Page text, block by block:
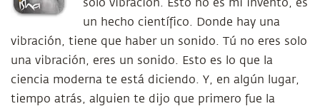
solo vibración. Esto no es mi invento, es
un hecho científico. Donde hay una
vibración, tiene que haber un sonido. Tú no eres solo
una vibración, eres un sonido. Esto es lo que la
ciencia moderna te está diciendo. Y, en algún lugar,
tiempo atrás, alguien te dijo que primero fue la